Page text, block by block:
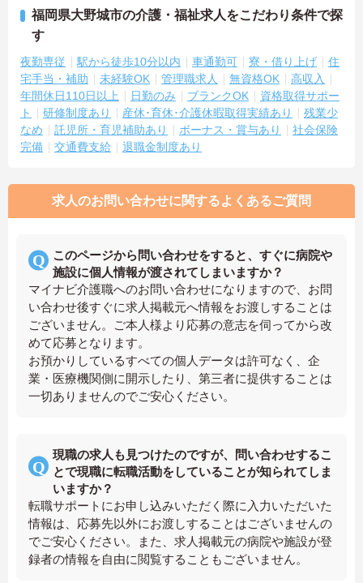
福岡県大野城市の介護・福祉求人をこだわり条件で探
す
夜勤専従 駅から徒歩10分以内 車通勤可 寮・借り上げ
住
宅手当・補助
未経験OK 管理職求人 無資格OK
高収入
年間休日110日以上
日勤のみ ブランクOK
資格取得サポー
ト
研修制度あり 産休･育休･介護休暇取得実績あり
残業少
なめ
託児所・育児補助あり ボーナス・賞与あり
社会保険
完備
交通費支給 退職金制度あり
求人のお問い合わせに関するよくあるご質問
このページから問い合わせをすると、すぐに病院や
施設に個人情報が渡されてしまいますか？
マイナビ介護職へのお問い合わせになりますので、お問
い合わせ後すぐに求人掲載元へ情報をお渡しすることは
ございません。ご本人様より応募の意志を伺ってから改
めて応募となります。
お預かりしているすべての個人データは許可なく、企
業・医療機関側に開示したり、第三者に提供することは
一切ありませんのでご安心ください。
現職の求人も見つけたのですが、問い合わせするこ
とで現職に転職活動をしていることが知られてしま
いますか？
転職サポートにお申し込みいただく際に入力いただいた
情報は、応募先以外にお渡しすることはございませんの
でご安心ください。また、求人掲載元の病院や施設が登
録者の情報を自由に閲覧することもございません。